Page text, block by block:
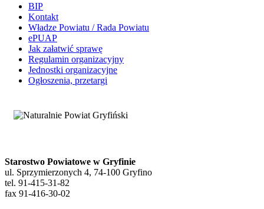
BIP
Kontakt
Władze Powiatu / Rada Powiatu
ePUAP
Jak załatwić sprawę
Regulamin organizacyjny
Jednostki organizacyjne
Ogłoszenia, przetargi
Starostwo Powiatowe w Gryfinie
ul. Sprzymierzonych 4, 74-100 Gryfino
tel. 91-415-31-82
fax 91-416-30-02